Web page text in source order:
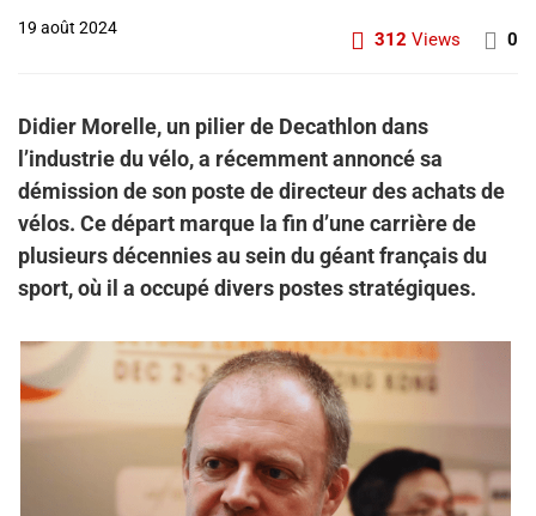
19 août 2024
312 Views 0
Didier Morelle, un pilier de Decathlon dans
l’industrie du vélo, a récemment annoncé sa
démission de son poste de directeur des achats de
vélos. Ce départ marque la fin d’une carrière de
plusieurs décennies au sein du géant français du
sport, où il a occupé divers postes stratégiques.